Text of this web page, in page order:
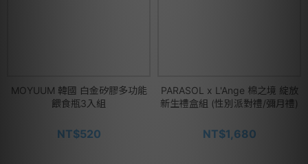
MOYUUM 韓國 白金矽膠多功能
餵食瓶3入組
NT$520
PARASOL x L'Ange 棉之境 綻放
新生禮盒組 (性別派對禮/彌月禮)
NT$1,680